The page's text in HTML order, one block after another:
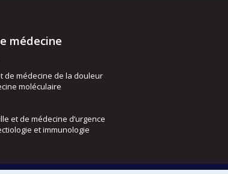
médecine
de médecine de la douleur
moléculaire
et de médecine d’urgence
et immunologie